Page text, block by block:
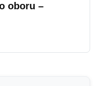
oboru –